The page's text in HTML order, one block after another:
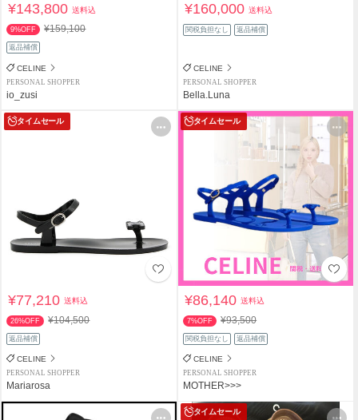
¥143,800送料込
9%OFF ¥159,100
返品補償
CELINE
PERSONAL SHOPPER
io_zusi
¥160,000送料込
関税負担なし 返品補償
CELINE
PERSONAL SHOPPER
Bella.Luna
タイムセール
¥77,210送料込
26%OFF ¥104,500
返品補償
CELINE
PERSONAL SHOPPER
Mariarosa
タイムセール
¥86,140送料込
7%OFF ¥93,500
関税負担なし 返品補償
CELINE
PERSONAL SHOPPER
MOTHER>>>
タイムセール